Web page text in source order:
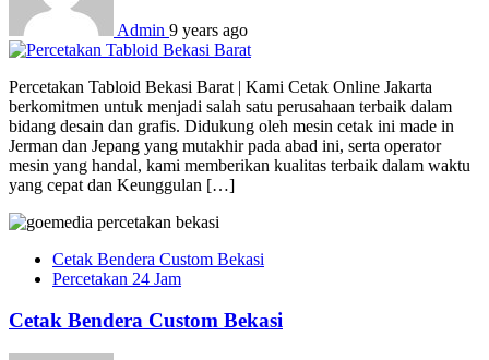
Admin 9 years ago
Percetakan Tabloid Bekasi Barat | Kami Cetak Online Jakarta
berkomitmen untuk menjadi salah satu perusahaan terbaik dalam
bidang desain dan grafis. Didukung oleh mesin cetak ini made in
Jerman dan Jepang yang mutakhir pada abad ini, serta operator
mesin yang handal, kami memberikan kualitas terbaik dalam waktu
yang cepat dan Keunggulan […]
Cetak Bendera Custom Bekasi
Percetakan 24 Jam
Cetak Bendera Custom Bekasi